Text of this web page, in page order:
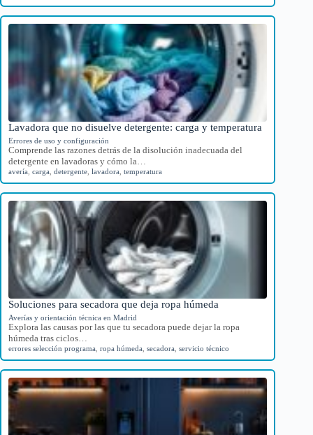
Lavadora que no disuelve detergente: carga y temperatura
Errores de uso y configuración
Comprende las razones detrás de la disolución inadecuada del
detergente en lavadoras y cómo la…
avería carga detergente lavadora temperatura
Soluciones para secadora que deja ropa húmeda
Averías y orientación técnica en Madrid
Explora las causas por las que tu secadora puede dejar la ropa
húmeda tras ciclos…
errores selección programa ropa húmeda secadora servicio técnico